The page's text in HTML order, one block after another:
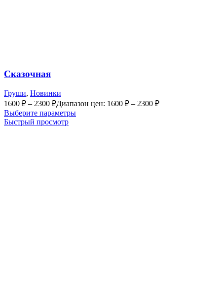
Сказочная
Груши, Новинки
1600 ₽ – 2300 ₽Диапазон цен: 1600 ₽ – 2300 ₽
Выберите параметры
Быстрый просмотр